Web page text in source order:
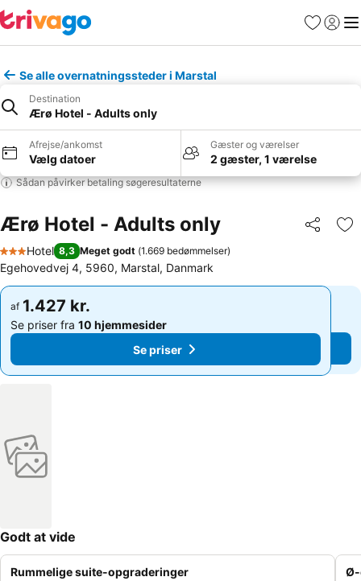
Favoritter
Log ind
Se alle overnatningssteder i Marstal
Destination
Ærø Hotel - Adults only
Afrejse/ankomst
Vælg datoer
Gæster og værelser
2 gæster, 1 værelse
Sådan påvirker betaling søgeresultaterne
Ærø Hotel - Adults only Del
3 Stjerner
Hotel 8,3 Meget godt (1.669 bedømmelser)
Egehovedvej 4, 5960, Marstal, Danmark
af 1.427 kr.
Se priser fra 10 hjemmesider
Se priser
af 1.427 kr.
Se priser fra 10 hjemmesider
Se priser
Godt at vide
Rummelige suite-opgraderinger
Ø-